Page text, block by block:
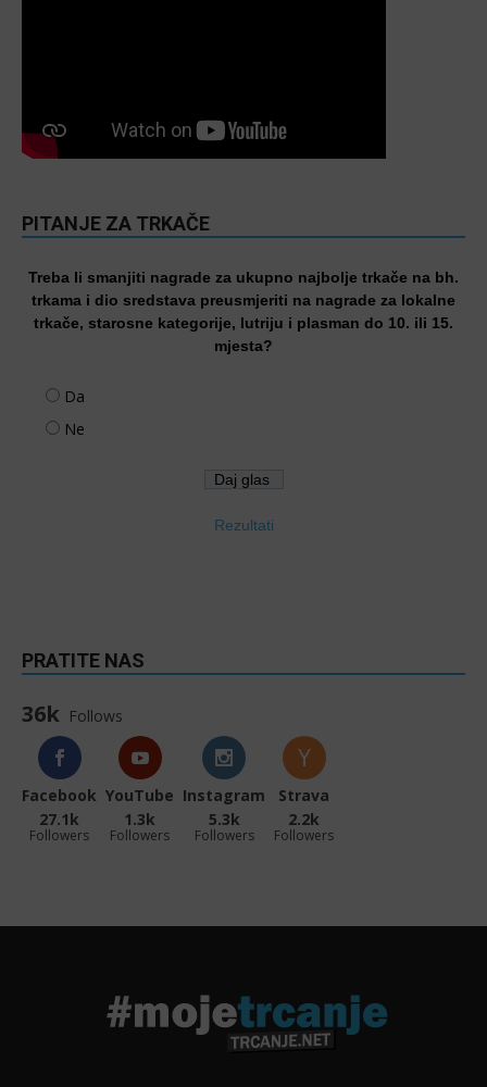
PITANJE ZA TRKAČE
Treba li smanjiti nagrade za ukupno najbolje trkače na bh.
trkama i dio sredstava preusmjeriti na nagrade za lokalne
trkače, starosne kategorije, lutriju i plasman do 10. ili 15.
mjesta?
Da
Ne
Rezultati
PRATITE NAS
36k Follows
Facebook
27.1k
Followers
YouTube
1.3k
Followers
Instagram
5.3k
Followers
Strava
2.2k
Followers